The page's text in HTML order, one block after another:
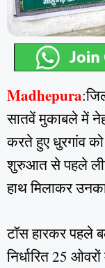
Madhepura
सातवें मुकाबले में
करते हुए धुरगांव
शुरुआत से पहले
हाथ मिलाकर
टॉस हारकर पहले
निर्धारित 25